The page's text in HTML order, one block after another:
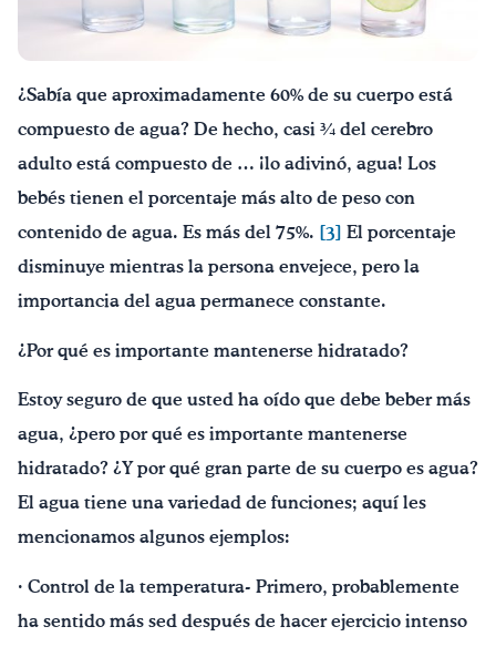
¡Bebe agua, Georgia!
English
¿Sabía que aproximadamente 60% de su cuerpo está
compuesto de agua? De hecho, casi ¾ del cerebro
adulto está compuesto de … ¡lo adivinó, agua! Los
bebés tienen el porcentaje más alto de peso con
contenido de agua. Es más del 75%. [3] El porcentaje
disminuye mientras la persona envejece, pero la
importancia del agua permanece constante.
¿Por qué es importante mantenerse hidratado?
Estoy seguro de que usted ha oído que debe beber más
agua, ¿pero por qué es importante mantenerse
hidratado? ¿Y por qué gran parte de su cuerpo es agua?
El agua tiene una variedad de funciones; aquí les
mencionamos algunos ejemplos:
· Control de la temperatura- Primero, probablemente
ha sentido más sed después de hacer ejercicio intenso